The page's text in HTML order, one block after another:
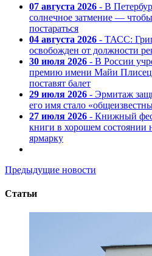
07 августа 2026 - В
солнечное затмение —
постараться
04 августа 2026 - ТАСС:
освобожден от должности
30 июля 2026 - В России
премию имени Майи
поставят балет
29 июля 2026 - Эрмитаж
его имя стало
27 июля 2026 - Книжный
книги в хорошем состоянии
ярмарку
Предыдущие новости
Статьи